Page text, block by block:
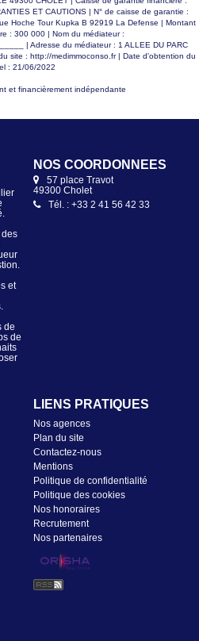
paisible et dynamisme urbain.
ET CAUTIONS | N° de caisse de garantie :
Hoche Tour Kupka B 92919 La Defense | Montant
: 300 000 | Nom du médiateur :
| Adresse du médiateur : 1 ALLEE DU PARC
site : http://medimmoconso.fr| Date d'obtention du
: 21/06/2022
et financièrement indépendante
et
de
de
NOS COORDONNÉES
57 place Travot
49300 Cholet
Tél. : +33 2 41 56 42 33
LIENS PRATIQUES
Nos agences
Plan du site
Contactez-nous
Mentions
Politique de confidentialité
Politique des cookies
Nos honoraires
Recrutement
Nos partenaires